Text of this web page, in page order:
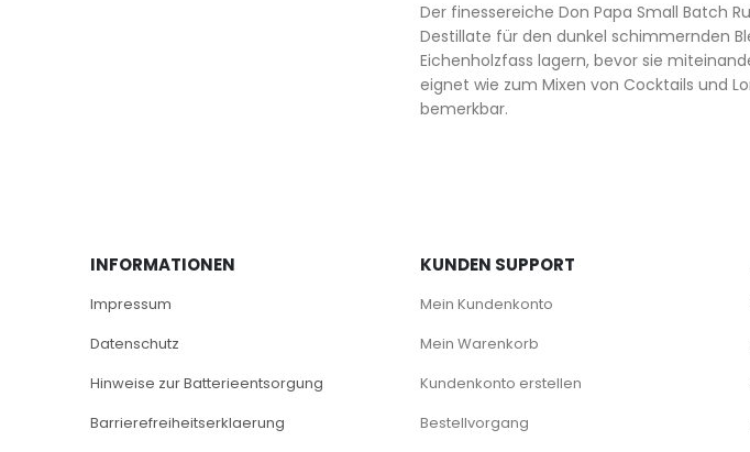
Der finessereiche Don Papa Small Batch
Destillate für den dunkel schimmernden
Eichenholzfass lagern, bevor sie
eignet wie zum Mixen von Cocktails und
bemerkbar.
INFORMATIONEN
Impressum
Datenschutz
Hinweise zur Batterieentsorgung
Barrierefreiheitserklaerung
KUNDEN SUPPORT
Mein Kundenkonto
Mein Warenkorb
Kundenkonto erstellen
Bestellvorgang